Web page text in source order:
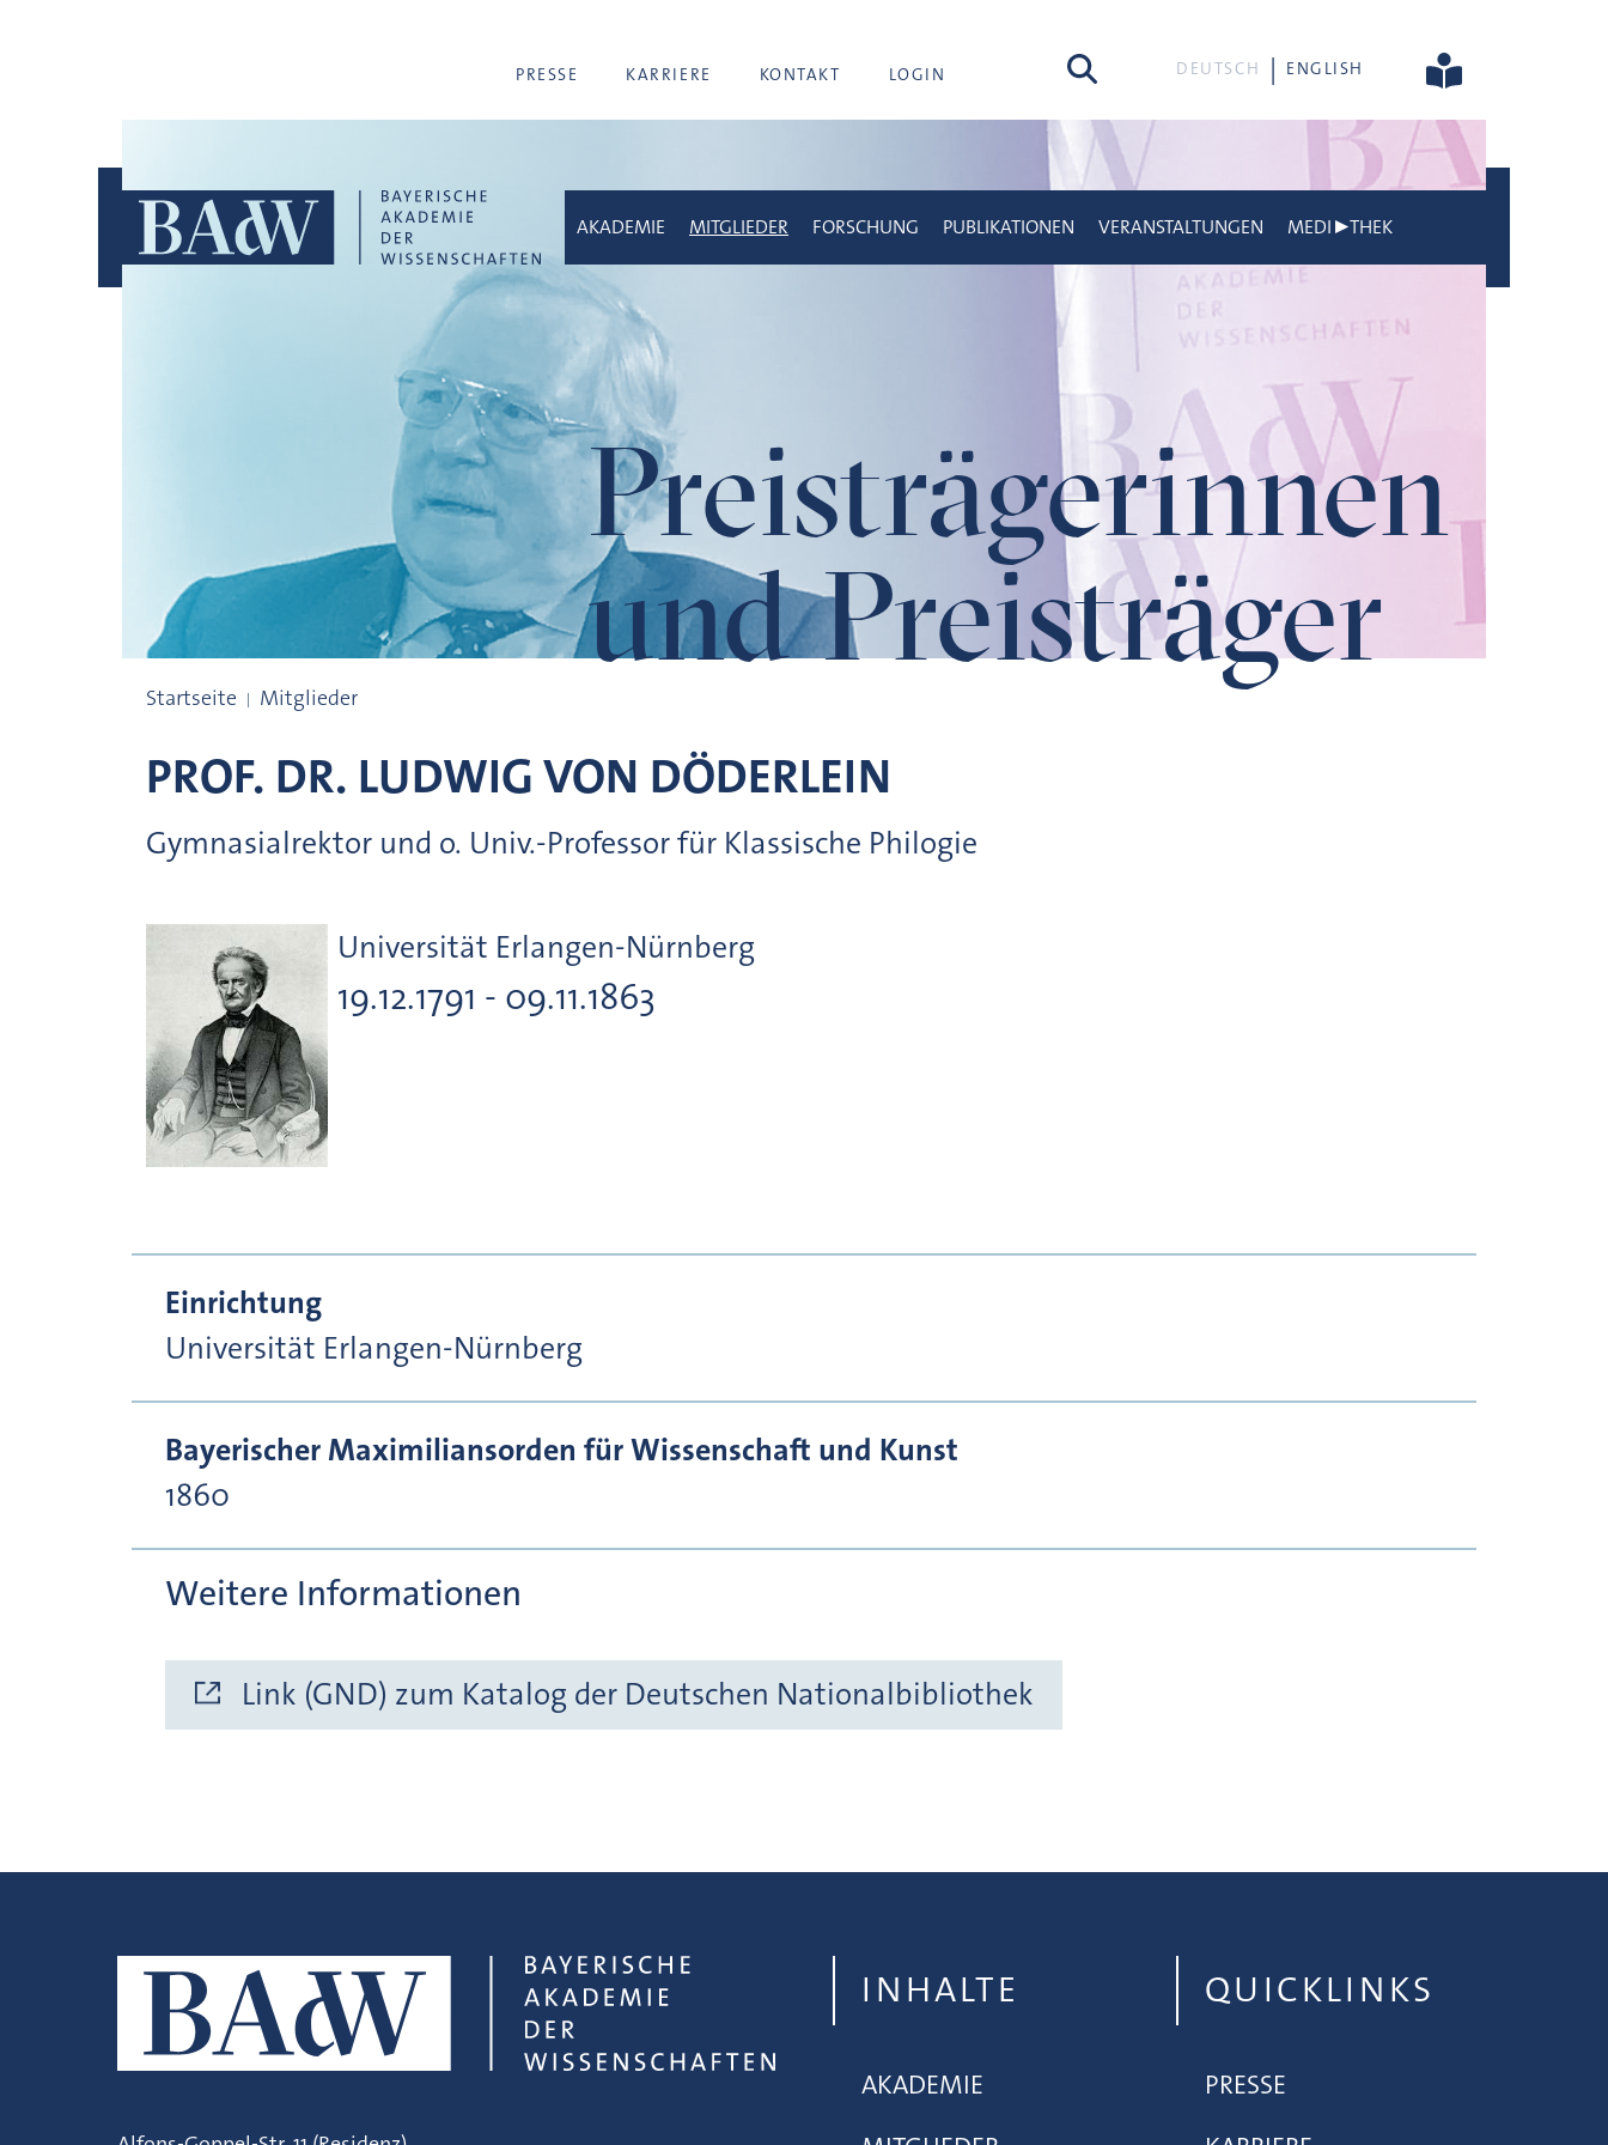
PRESSE KARRIERE KONTAKT LOGIN Suche DEUTSCH ENGLISH
Preisträgerinnen
und Preisträger
AKADEMIE MITGLIEDER FORSCHUNG PUBLIKATIONEN VERANSTALTUNGEN MEDI▶THEK
Startseite Mitglieder
PROF. DR. LUDWIG VON DÖDERLEIN
Gymnasialrektor und o. Univ.-Professor für Klassische Philogie
Universität Erlangen-Nürnberg
19.12.1791 - 09.11.1863
Einrichtung
Universität Erlangen-Nürnberg
Bayerischer Maximiliansorden für Wissenschaft und Kunst
1860
Weitere Informationen
Link (GND) zum Katalog der Deutschen Nationalbibliothek
INHALTE
AKADEMIE
QUICKLINKS
PRESSE